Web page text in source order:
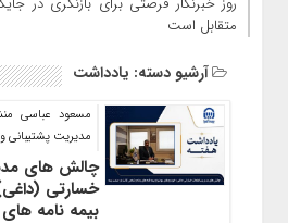
متقابل است
آرشیو دسته: یادداشت
مسعود عباسی
مدیریت پشتیبانی
چالش های
خسارتی
بیمه نامه